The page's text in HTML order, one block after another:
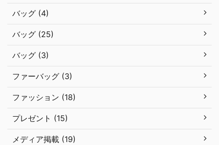
バッグ (4)
バッグ (25)
バッグ (3)
ファーバッグ (3)
ファッション (18)
プレゼント (15)
メディア掲載 (19)